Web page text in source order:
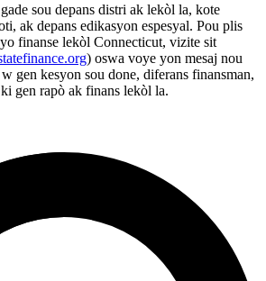
sou depans distri ak lekòl la, kote
ak depans edikasyon espesyal. Pou plis
finanse lekòl Connecticut, vizite sit
) oswa voye yon mesaj nou
gen kesyon sou done, diferans finansman,
gen rapò ak finans lekòl la.